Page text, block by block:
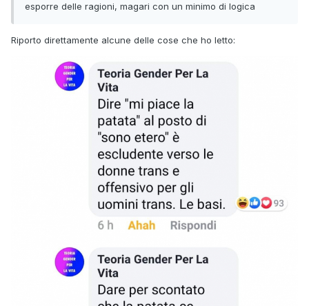
esporre delle ragioni, magari con un minimo di logica
Riporto direttamente alcune delle cose che ho letto: